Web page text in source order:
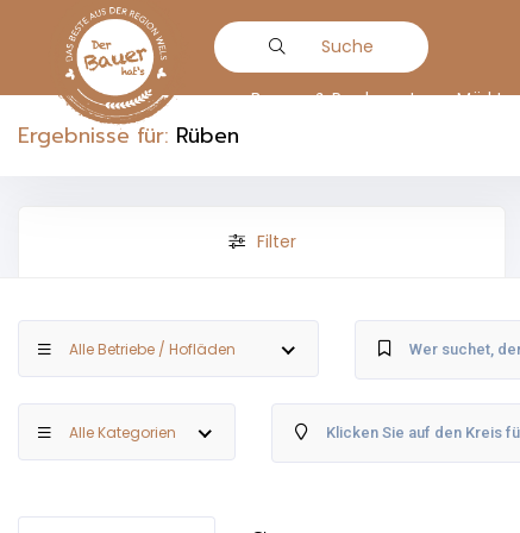
Suche
Bauern & Produzenten Märkte
Ergebnisse für: Rüben
Filter
Alle Betriebe / Hofläden
Alle Kategorien